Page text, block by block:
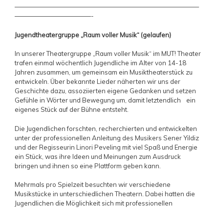
—————————————————————————————
————————————-
Jugendtheatergruppe „Raum voller Musik“ (gelaufen)
In unserer Theatergruppe „Raum voller Musik“ im MUT! Theater
trafen einmal wöchentlich Jugendliche im Alter von 14-18
Jahren zusammen, um gemeinsam ein Musiktheaterstück zu
entwickeln. Über bekannte Lieder näherten wir uns der
Geschichte dazu, assoziierten eigene Gedanken und setzen
Gefühle in Wörter und Bewegung um, damit letztendlich ein
eigenes Stück auf der Bühne entsteht.
Die Jugendlichen forschten, recherchierten und entwickelten
unter der professionellen Anleitung des Musikers Sener Yildiz
und der Regisseurin Linori Peveling mit viel Spaß und Energie
ein Stück, was ihre Ideen und Meinungen zum Ausdruck
bringen und ihnen so eine Plattform geben kann.
Mehrmals pro Spielzeit besuchten wir verschiedene
Musikstücke in unterschiedlichen Theatern. Dabei hatten die
Jugendlichen die Möglichkeit sich mit professionellen